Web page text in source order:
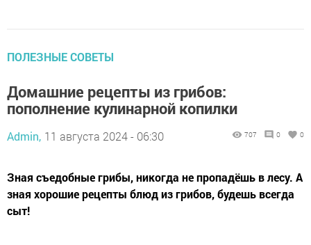
ПОЛЕЗНЫЕ СОВЕТЫ
Домашние рецепты из грибов:
пополнение кулинарной копилки
Admin, 11 августа 2024 - 06:30 707 0 0
Зная съедобные грибы, никогда не пропадёшь в лесу. А
зная хорошие рецепты блюд из грибов, будешь всегда
сыт!